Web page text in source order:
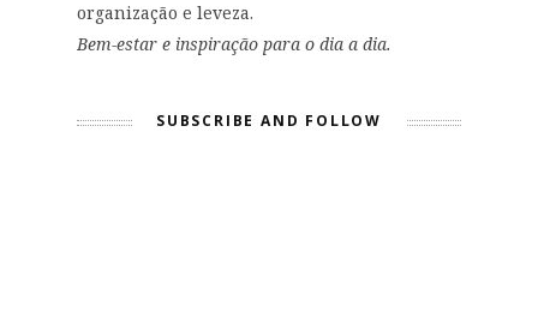
organização e leveza.
Bem-estar e inspiração para o dia a dia.
SUBSCRIBE AND FOLLOW